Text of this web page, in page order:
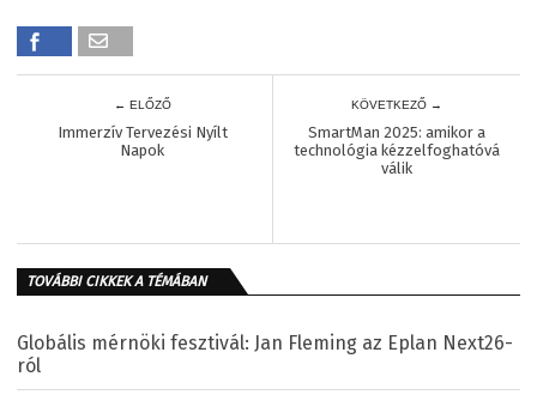
← ELŐZŐ
Immerzív Tervezési Nyílt
Napok
KÖVETKEZŐ →
SmartMan 2025: amikor a
technológia kézzelfoghatóvá
válik
TOVÁBBI CIKKEK A TÉMÁBAN
Globális mérnöki fesztivál: Jan Fleming az Eplan Next26-
ról